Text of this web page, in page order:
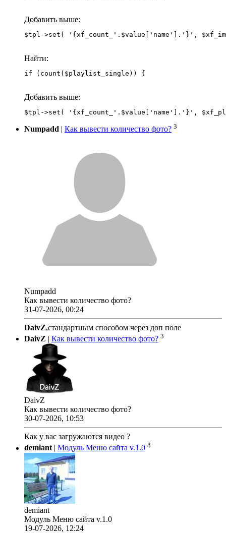
Добавить выше:
Найти:
if (count($playlist_single)) {
Добавить выше:
Numpadd | Как вывести количество фото? 3
Numpadd
Как вывести количество фото?
31-07-2026, 00:24
DaivZ,стандартным способом через доп поле
DaivZ | Как вывести количество фото? 3
DaivZ
Как вывести количество фото?
30-07-2026, 10:53
Как у вас загружаются видео ?
demiant| Модуль Меню сайта v.1.0 8
demiant
Модуль Меню сайта v.1.0
19-07-2026, 12:24